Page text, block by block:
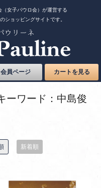
女子パウロ会）が運営する
ショッピングサイトです。
会員ページ カートを見る
ーワード：中島俊
新着順